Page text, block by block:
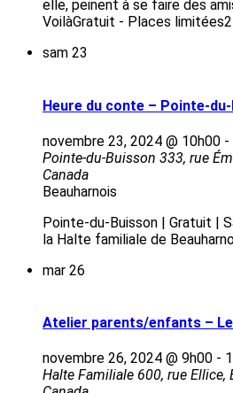
elle, peinent à se faire des
VoilàGratuit - Places limitées2
sam 23
Heure du conte – Pointe-
novembre 23, 2024 @ 10h00 -
Pointe-du-Buisson 333, rue
Canada
Beauharnois
Pointe-du-Buisson | Gratuit |
la Halte familiale de
mar 26
Atelier parents/enfants –
novembre 26, 2024 @ 9h00 -
Halte Familiale 600, rue Ellice,